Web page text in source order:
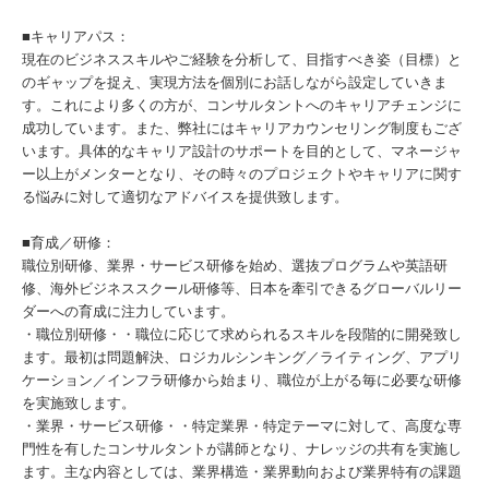
■キャリアパス：
現在のビジネススキルやご経験を分析して、目指すべき姿（目標）と
のギャップを捉え、実現方法を個別にお話しながら設定していきま
す。これにより多くの方が、コンサルタントへのキャリアチェンジに
成功しています。また、弊社にはキャリアカウンセリング制度もござ
います。具体的なキャリア設計のサポートを目的として、マネージャ
ー以上がメンターとなり、その時々のプロジェクトやキャリアに関す
る悩みに対して適切なアドバイスを提供致します。
■育成／研修：
職位別研修、業界・サービス研修を始め、選抜プログラムや英語研
修、海外ビジネススクール研修等、日本を牽引できるグローバルリー
ダーへの育成に注力しています。
・職位別研修・・職位に応じて求められるスキルを段階的に開発致し
ます。最初は問題解決、ロジカルシンキング／ライティング、アプリ
ケーション／インフラ研修から始まり、職位が上がる毎に必要な研修
を実施致します。
・業界・サービス研修・・特定業界・特定テーマに対して、高度な専
門性を有したコンサルタントが講師となり、ナレッジの共有を実施し
ます。主な内容としては、業界構造・業界動向および業界特有の課題